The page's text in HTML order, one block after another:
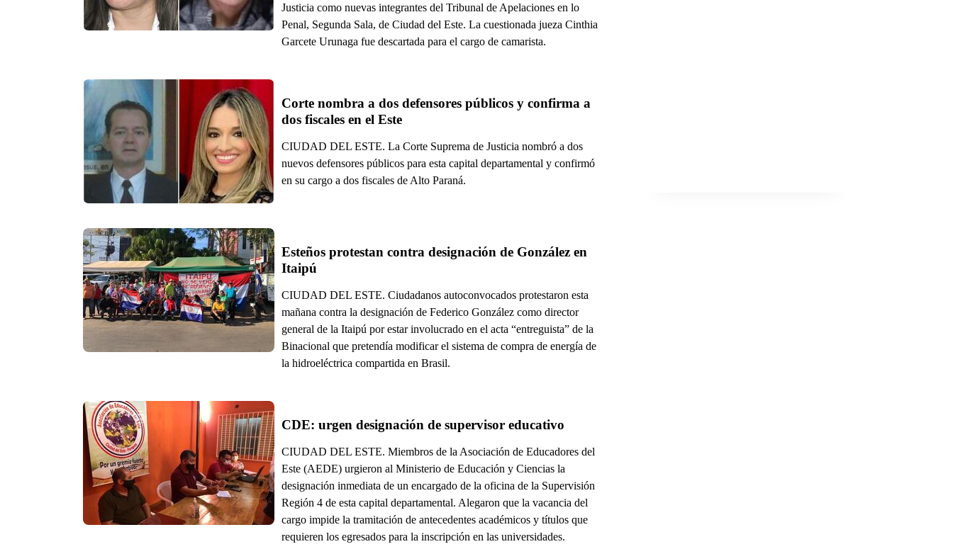
Justicia como nuevas integrantes del Tribunal de Apelaciones en lo
Penal, Segunda Sala, de Ciudad del Este. La cuestionada jueza Cinthia
Garcete Urunaga fue descartada para el cargo de camarista.
Corte nombra a dos defensores públicos y confirma a
dos fiscales en el Este
CIUDAD DEL ESTE. La Corte Suprema de Justicia nombró a dos
nuevos defensores públicos para esta capital departamental y confirmó
en su cargo a dos fiscales de Alto Paraná.
Esteños protestan contra designación de González en
CIUDAD DEL ESTE. Ciudadanos autoconvocados protestaron esta
mañana contra la designación de Federico González como director
general de la Itaipú por estar involucrado en el acta “entreguista” de la
Binacional que pretendía modificar el sistema de compra de energía de
la hidroeléctrica compartida en Brasil.
CIUDAD DEL ESTE. Miembros de la Asociación de Educadores del
Este (AEDE) urgieron al Ministerio de Educación y Ciencias la
designación inmediata de un encargado de la oficina de la Supervisión
Región 4 de esta capital departamental. Alegaron que la vacancia del
cargo impide la tramitación de antecedentes académicos y títulos que
requieren los egresados para la inscripción en las universidades.